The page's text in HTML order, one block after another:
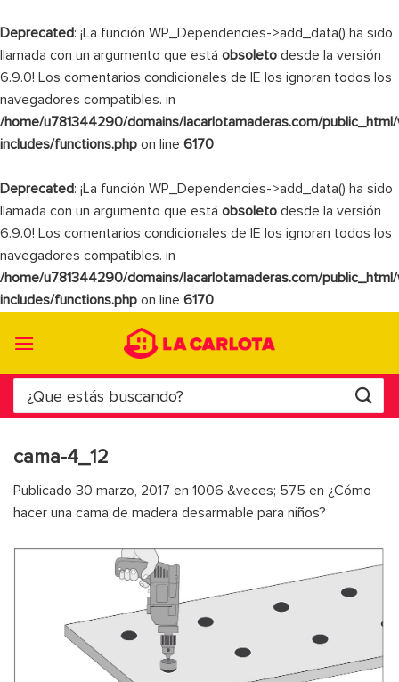
Deprecated: ¡La función WP_Dependencies->add_data() ha sido
llamada con un argumento que está obsoleto desde la versión
6.9.0! Los comentarios condicionales de IE los ignoran todos los
navegadores compatibles. in
/home/u781344290/domains/lacarlotamaderas.com/
includes/functions.php on line 6170
Deprecated: ¡La función WP_Dependencies->add_data() ha sido
llamada con un argumento que está obsoleto desde la versión
6.9.0! Los comentarios condicionales de IE los ignoran todos los
navegadores compatibles. in
/home/u781344290/domains/lacarlotamaderas.com/
includes/functions.php on line 6170
Buscar
por:
cama-4_12
Publicado 30 marzo, 2017 en 1006 &veces; 575 en ¿Cómo
hacer una cama de madera desarmable para niños?